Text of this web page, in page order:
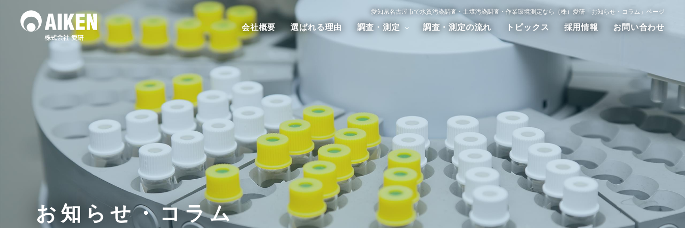
会社概要 選ばれる理由 調査・測定
水質調査 土壌汚染調査
作業環境測定 アスベスト調査 ダイオキシン調査 その他の調査測定
調査・測定の流れ トピックス 採用情報 お問い合わせ
愛知県名古屋市で水質汚染調査・土壌汚染調査・作業環境測定なら（株）愛研「お知らせ・コラム」ページ
お知らせ・コラム